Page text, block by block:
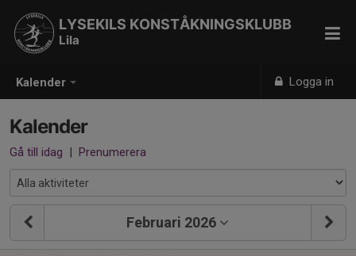
Kalender Logga in
LYSEKILS KONSTÅKNINGSKLUBB
Lila
Kalender
Gå till idag | Prenumerera
Februari 2026